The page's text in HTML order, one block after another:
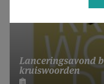
Lanceringsavond
kruiswoorden